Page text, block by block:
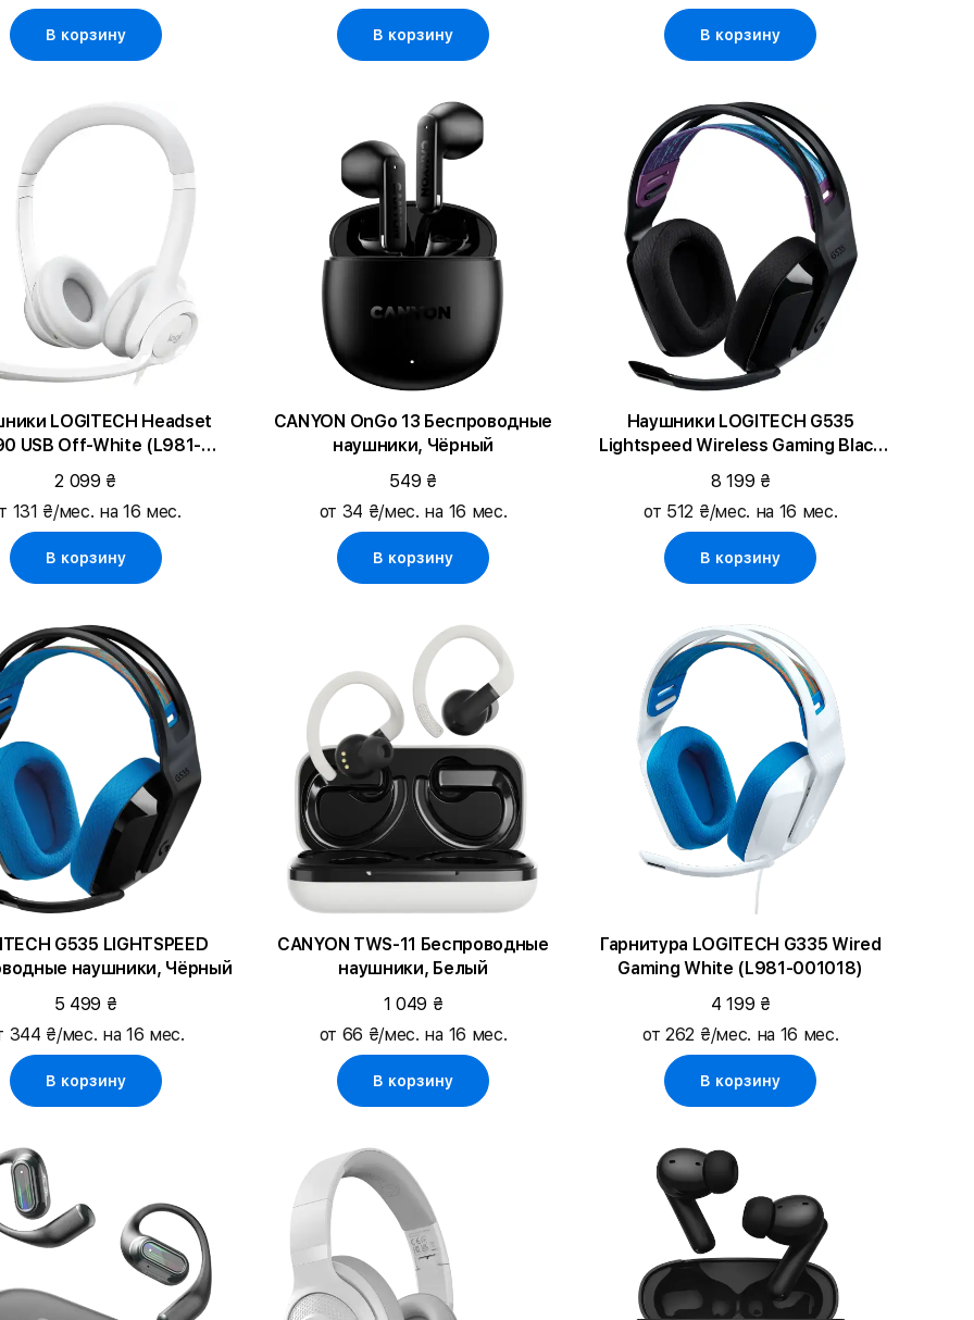
В корзину В корзину В корзину
LOGITECH Headset
USB Off-White (L981-
001286)
2 099 ₴
131 ₴/мес. на 16 мес.
В корзину
CANYON OnGo 13 Беспроводные
наушники, Чёрный
549 ₴
от 34 ₴/мес. на 16 мес.
В корзину
Наушники LOGITECH G535
Lightspeed Wireless Gaming Black
(L981-000972)
8 199 ₴
от 512 ₴/мес. на 16 мес.
В корзину
G535 LIGHTSPEED
наушники, Чёрный
5 499 ₴
344 ₴/мес. на 16 мес.
В корзину
CANYON TWS-11 Беспроводные
наушники, Белый
1 049 ₴
от 66 ₴/мес. на 16 мес.
В корзину
Гарнитура LOGITECH G335 Wired
Gaming White (L981-001018)
4 199 ₴
от 262 ₴/мес. на 16 мес.
В корзину